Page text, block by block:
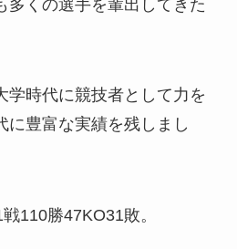
多くの選手を輩出してきた
学時代に競技者として力を
に豊富な実績を残しまし
110勝47KO31敗。